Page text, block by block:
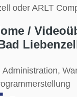
oder ARLT
/